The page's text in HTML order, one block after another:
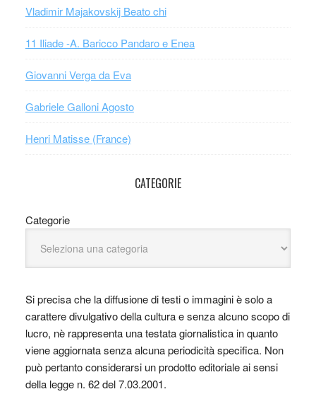
Vladimir Majakovskij Beato chi
11 Iliade -A. Baricco Pandaro e Enea
Giovanni Verga da Eva
Gabriele Galloni Agosto
Henri Matisse (France)
CATEGORIE
Categorie
Si precisa che la diffusione di testi o immagini è solo a
carattere divulgativo della cultura e senza alcuno scopo di
lucro, nè rappresenta una testata giornalistica in quanto
viene aggiornata senza alcuna periodicità specifica. Non
può pertanto considerarsi un prodotto editoriale ai sensi
della legge n. 62 del 7.03.2001.